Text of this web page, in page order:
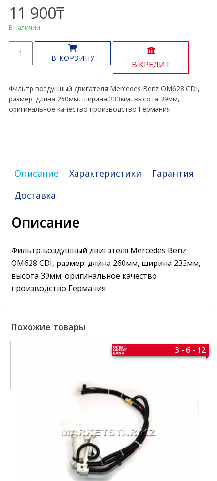
11 900₸
В наличии
товара
Воздушный
двигателя
OM628
CDI
В КОРЗИНУ
В КРЕДИТ
Фильтр воздушный двигателя Mercedes Benz OM628 CDI,
размер: длина 260мм, ширина 233мм, высота 39мм,
оригинальное качество производство Германия
Описание Характеристики
Гарантия
Доставка
Описание
Фильтр воздушный двигателя Mercedes Benz
OM628 CDI, размер: длина 260мм, ширина 233мм,
высота 39мм, оригинальное качество
производство Германия
Похожие товары
3 - 6 - 12